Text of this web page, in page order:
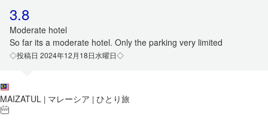
3.8
Moderate hotel
So far its a moderate hotel. Only the parking very limited
◇投稿日 2024年12月18日水曜日◇
MAIZATUL | マレーシア | ひとり旅